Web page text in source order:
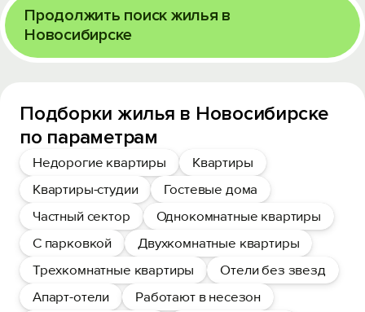
Продолжить поиск жилья в
Новосибирске
Подборки жилья в Новосибирске
по параметрам
Недорогие квартиры
Квартиры
Квартиры-студии
Гостевые дома
Частный сектор
Однокомнатные квартиры
С парковкой
Двухкомнатные квартиры
Трехкомнатные квартиры
Отели без звезд
Апарт-отели
Работают в несезон